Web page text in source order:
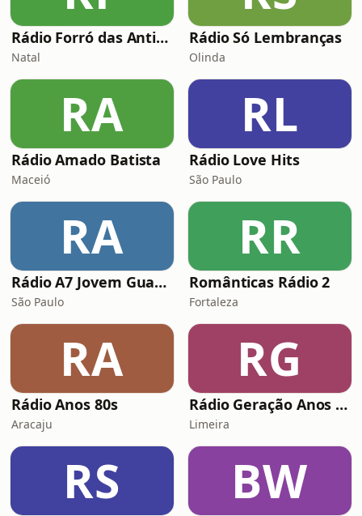
Rádio Forró das Antigas
Natal
Rádio Só Lembranças
Olinda
RA
Rádio Amado Batista
Maceió
RL
Rádio Love Hits
São Paulo
RA
Rádio A7 Jovem Guarda FM
São Paulo
RR
Românticas Rádio 2
Fortaleza
RA
Rádio Anos 80s
Aracaju
RG
Rádio Geração Anos 80s Flashback
Limeira
RS BW